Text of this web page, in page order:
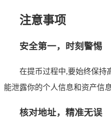
注意事项
安全第一，时刻警惕
在提币过程中,要始终保持
能泄露你的个人信息和资产信
核对地址，精准无误